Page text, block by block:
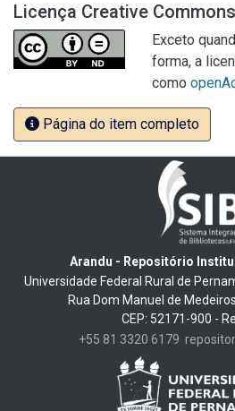
Licença Creative Commons
Exceto
forma, a
como
Página do item completo
Arandu - Repositório
Universidade Federal Rural de
Rua Dom Manuel de
CEP: 52171-900 -
+55 81 3320 6179